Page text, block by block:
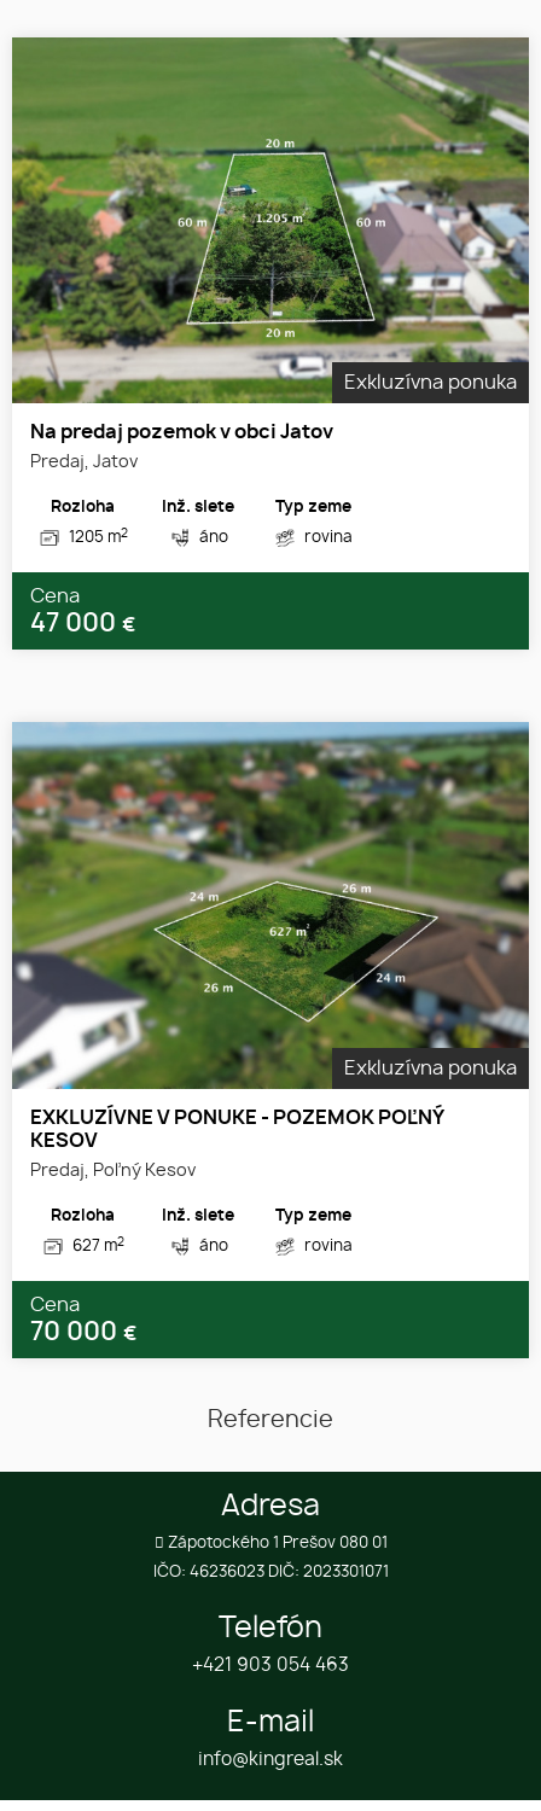
Exkluzívna ponuka
Na predaj pozemok v obci Jatov
Predaj, Jatov
Rozloha
1205 m2
Inž. siete
áno
Typ zeme
rovina
Cena
47 000 €
Exkluzívna ponuka
EXKLUZÍVNE V PONUKE - POZEMOK POĽNÝ
KESOV
Predaj, Poľný Kesov
Rozloha
627 m2
Inž. siete
áno
Typ zeme
rovina
Cena
70 000 €
Referencie
Adresa
Zápotockého 1 Prešov 080 01
IČO: 46236023 DIČ: 2023301071
Telefón
+421 903 054 463
E-mail
info@kingreal.sk